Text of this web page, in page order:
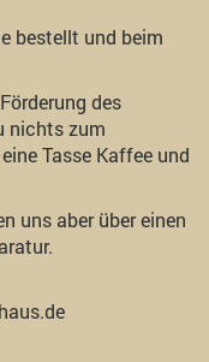
bestellt und beim
des
nichts zum
Tasse Kaffee und
uns aber über einen